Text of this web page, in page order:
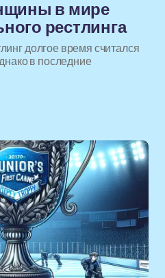
в мире
рестлинга
долгое время считался
в последние